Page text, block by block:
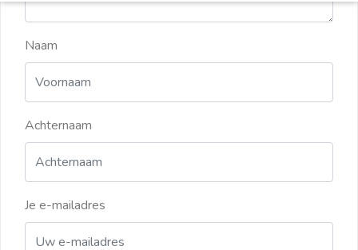
Naam
Achternaam
Je e-mailadres